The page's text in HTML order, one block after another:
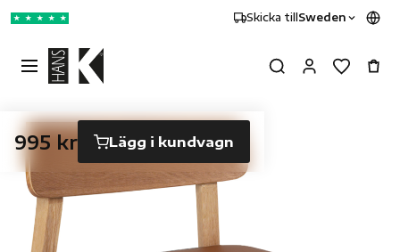
★ ★ ★ ★ ★ Skicka till Sweden
995 kr Lägg i kundvagn